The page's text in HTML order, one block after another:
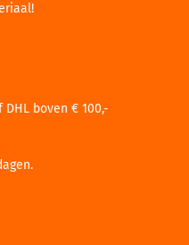
boven € 100,-